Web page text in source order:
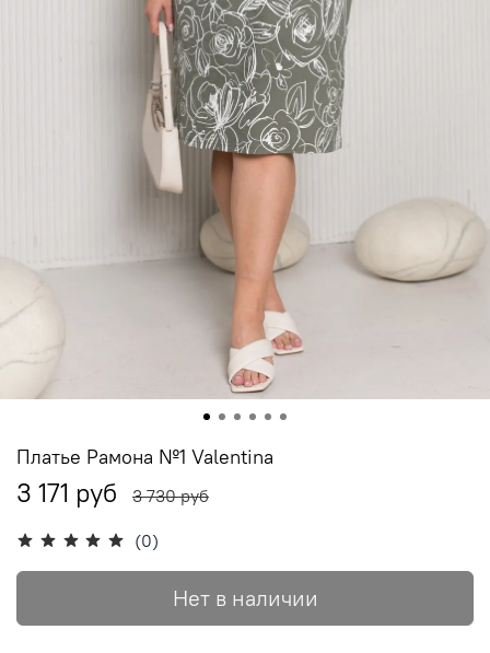
(0)
Платье Рамона №1 Valentina
3 171 руб 3 730 руб
Нет в наличии